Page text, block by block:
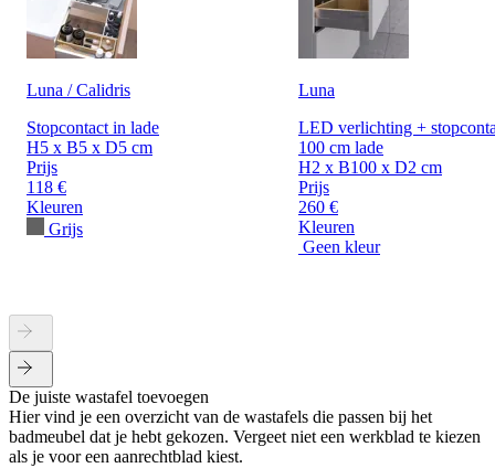
Luna / Calidris
Stopcontact in lade
H5 x B5 x D5 cm
Prijs
118 €
Kleuren
Grijs
Luna
LED verlichting +
100 cm lade
H2 x B100 x D2 cm
Prijs
260 €
Kleuren
Geen kleur
De juiste wastafel toevoegen
Hier vind je een overzicht van de wastafels die passen bij het
badmeubel dat je hebt gekozen. Vergeet niet een werkblad te kiezen
als je voor een aanrechtblad kiest.